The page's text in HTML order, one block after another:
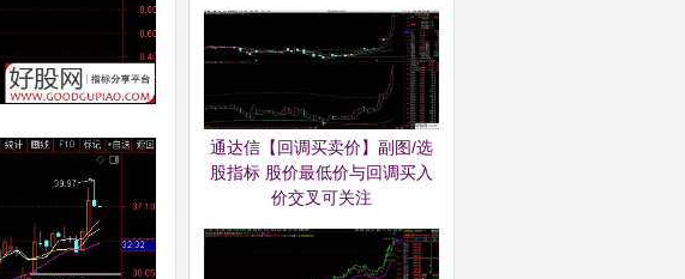
通达信【回调买卖价】副图/选
股指标 股价最低价与回调买入
价交叉可关注